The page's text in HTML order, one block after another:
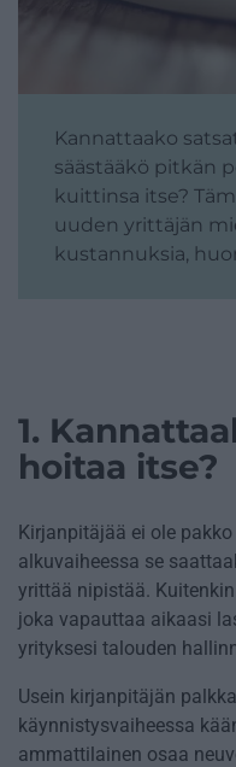
Kannattaako
säästääkö pitkän
kuittinsa itse?
uuden yrittäjän
kustannuksia,
1.
hoitaa itse?
Kirjanpitäjää ei ole
alkuvaiheessa se
yrittää nipistää.
joka vapauttaa aikaasi
yrityksesi talouden
Usein kirjanpitäjän
käynnistysvaiheessa
ammattilainen osaa